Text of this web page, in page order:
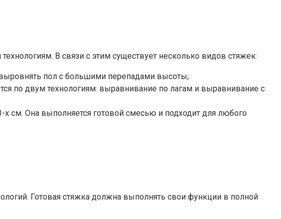
В связи с этим существует несколько видов стяжек:
пол с большими перепадами высоты;
по двум технологиям: выравнивание по лагам и выравнивание с
см. Она выполняется готовой смесью и подходит для любого
Готовая стяжка должна выполнять свои функции в полной